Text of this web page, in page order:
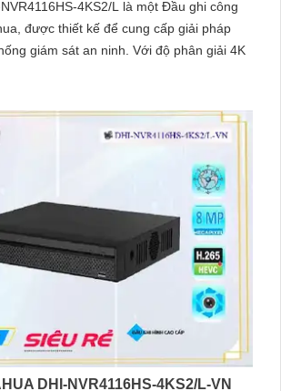
4KS2/L là một Đầu ghi công
được thiết kế để cung cấp giải pháp
sát an ninh. Với độ phân giải 4K
DHI-NVR4116HS-4KS2/L-VN